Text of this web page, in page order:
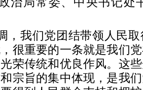
，我们党团结带领人民
很重要的一条就是我们
荣传统和优良作风。这
宗旨的集中体现，是我